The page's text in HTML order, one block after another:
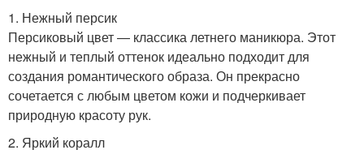
1. Нежный персик
Персиковый цвет — классика летнего маникюра. Этот
нежный и теплый оттенок идеально подходит для
создания романтического образа. Он прекрасно
сочетается с любым цветом кожи и подчеркивает
природную красоту рук.
2. Яркий коралл